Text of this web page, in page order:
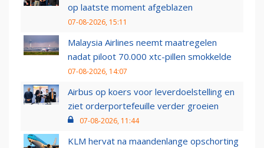
op laatste moment afgeblazen
07-08-2026, 15:11
Malaysia Airlines neemt maatregelen
nadat piloot 70.000 xtc-pillen smokkelde
07-08-2026, 14:07
Airbus op koers voor leverdoelstelling en
ziet orderportefeuille verder groeien
07-08-2026, 11:44
KLM hervat na maandenlange opschorting